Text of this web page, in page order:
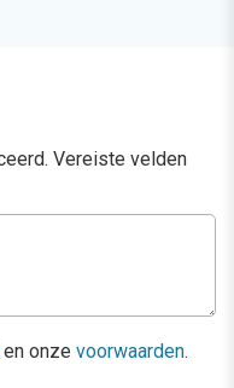
Vereiste velden
en onze voorwaarden.